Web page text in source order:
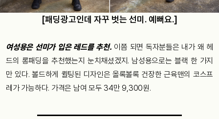
[패딩광고인데 자꾸 벗는 선미. 예뻐요.]
여성용은 선미가 입은 레드를 추천. 이쯤 되면 독자분들은 내가 왜 헤
드의 롱패딩을 추천했는지 눈치채셨겠지. 남성용으로는 블랙 한 가지
만 있다. 볼드하게 퀼팅된 디자인은 올록볼록 건장한 근육맨의 코스프
레가 가능하다. 가격은 남여 모두 34만 9,300원.